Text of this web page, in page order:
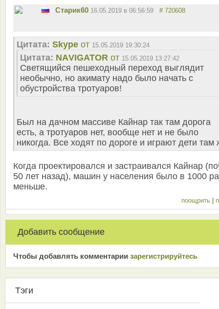
Старик60 16.05.2019 в 06:56:59 # 720608
Цитата: Skype от 15.05.2019 19:30:24
Цитата: NАVIGATOR от 15.05.2019 13:27:42
Светящийся пешеходный переход выглядит
необычно, но акимату надо было начать с
обустройства тротуаров!
Был на дачном массиве Кайнар так там дорога
есть, а тротуаров нет, вообще нет и не было
никогда. Все ходят по дороге и играют дети там
Когда проектировался и застраивался Кайнар
50 лет назад), машин у населения было в 1000
меньше.
поощрить
Добавить сообщение
Чтобы добавлять комментарии зарeгиcтрирyйтeсь
Тэги